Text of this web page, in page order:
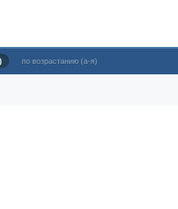
по возрастанию (а-я)